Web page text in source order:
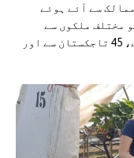
سے آئے ہوئے
مختلف ملکوں سے
مزدور آئے ہیں جن میں 35 مزدور نیپال سے، 45 تاجکستان سے اور